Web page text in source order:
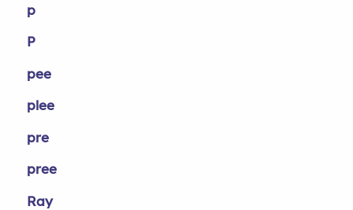
p
P
pee
plee
pre
pree
Ray